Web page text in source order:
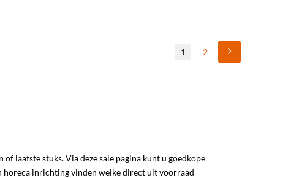
1 2
laatste stuks. Via deze sale pagina kunt u goedkope
inrichting vinden welke direct uit voorraad